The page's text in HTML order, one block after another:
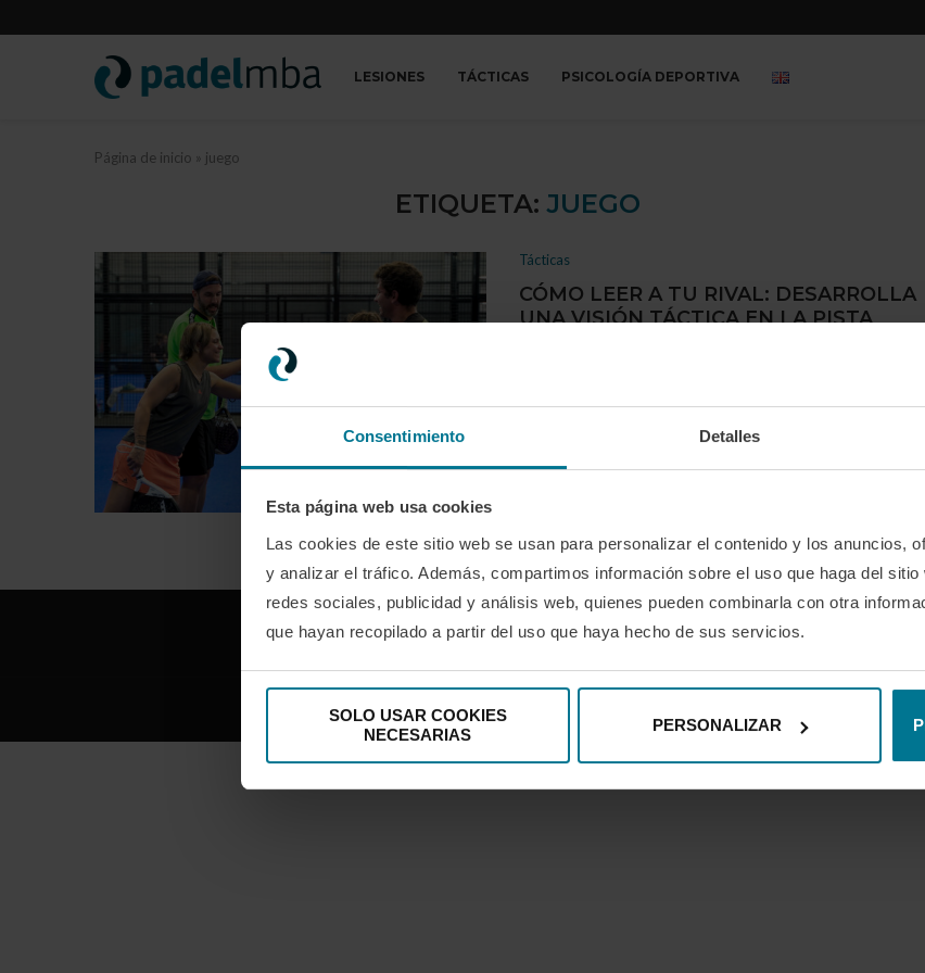
Consentimiento Detalles
Esta página web usa cookies
Las cookies de este sitio web se usan para personalizar el contenido y los anuncios,
y analizar el tráfico. Además, compartimos información sobre el uso que haga del
redes sociales, publicidad y análisis web, quienes pueden combinarla con otra
que hayan recopilado a partir del uso que haya hecho de sus servicios.
SOLO USAR COOKIES
NECESARIAS
PERSONALIZAR
LESIONES TÁCTICAS PSICOLOGÍA DEPORTIVA
Página de inicio » juego
ETIQUETA:JUEGO
Tácticas
CÓMO LEER A TU RIVAL: DESARROLLA
UNA VISIÓN TÁCTICA EN LA PISTA
FACEBOOK INSTAGRAM LINKEDIN YOUTUBE